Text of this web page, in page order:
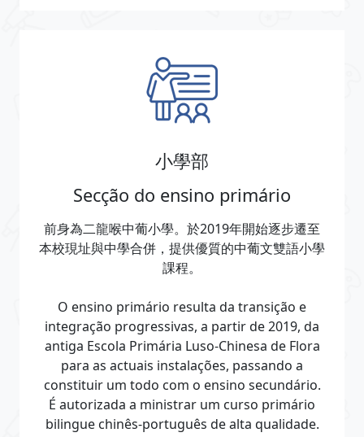
小學部
Secção do ensino primário
前身為二龍喉中葡小學。於2019年開始逐步遷至
本校現址與中學合併，提供優質的中葡文雙語小學
課程。
O ensino primário resulta da transição e
integração progressivas, a partir de 2019, da
antiga Escola Primária Luso-Chinesa de Flora
para as actuais instalações, passando a
constituir um todo com o ensino secundário.
É autorizada a ministrar um curso primário
bilingue chinês-português de alta qualidade.